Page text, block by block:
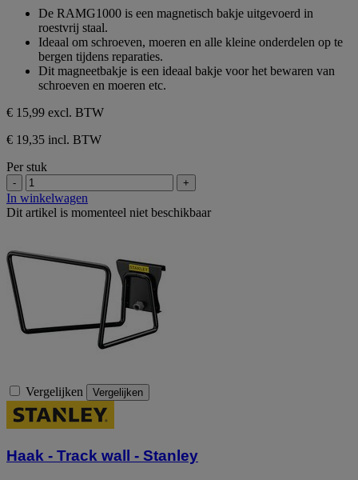
sterren.
De RAMG1000 is een magnetisch bakje uitgevoerd in
roestvrij staal.
Ideaal om schroeven, moeren en alle kleine onderdelen op te
bergen tijdens reparaties.
Dit magneetbakje is een ideaal bakje voor het bewaren van
schroeven en moeren etc.
€ 15,99 excl. BTW
€ 19,35 incl. BTW
Per stuk
- +
In winkelwagen
Dit artikel is momenteel niet beschikbaar
Vergelijken Vergelijken
Haak - Track wall - Stanley